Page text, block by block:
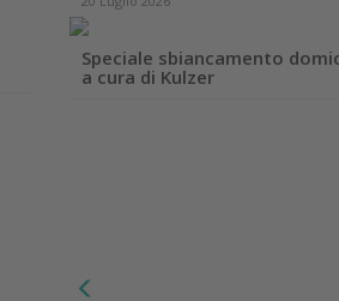
Speciale sbiancamento
a cura di Kulzer